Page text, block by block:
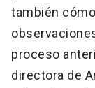
también
proceso
directora de